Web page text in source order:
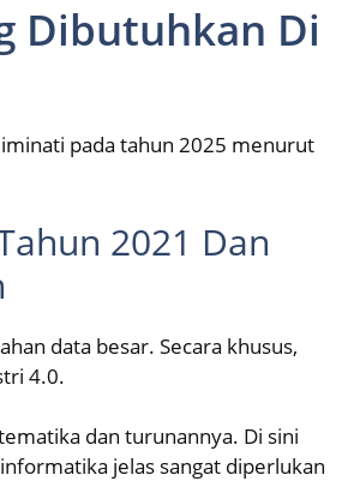
Dibutuhkan Di
pada tahun 2025 menurut
2021 Dan
data besar. Secara khusus,
4.0.
dan turunannya. Di sini
jelas sangat diperlukan